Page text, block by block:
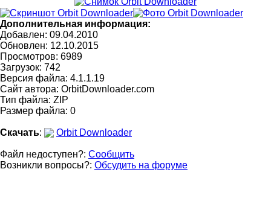
Дополнительная информация:
Добавлен: 09.04.2010
Обновлен: 12.10.2015
Просмотров: 6989
Загрузок: 742
Версия файла: 4.1.1.19
Сайт автора: OrbitDownloader.com
Тип файла: ZIP
Размер файла: 0
Скачать: Orbit Downloader
Файл недоступен?: Сообщить
Возникли вопросы?: Обсудить на форуме